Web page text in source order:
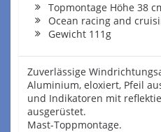
Topmontage Höhe 38
Ocean racing and
Gewicht 111g
Zuverlässige
Aluminium, eloxiert, Pfeil
und Indikatoren mit
ausgerüstet.
Mast-Toppmontage.